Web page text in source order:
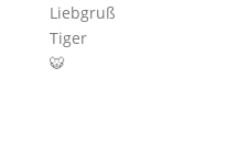
Liebgruß
Tiger
🐯